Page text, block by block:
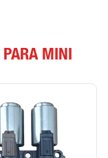
PARA MINI